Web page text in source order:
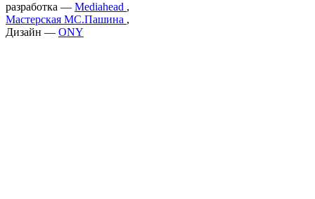
разработка — Mediahead ,
Мастерская МС.Пашина ,
Дизайн — ONY